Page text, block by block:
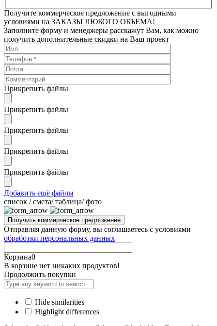
Получите коммерческое предложение с выгодными
условиями на ЗАКАЗЫ ЛЮБОГО ОБЪЕМА!
Заполните форму и менеджеры расскажут Вам, как можно
получить дополнительные скидки на Ваш проект
Прикрепить файлы
Прикрепить файлы
Прикрепить файлы
Прикрепить файлы
Прикрепить файлы
Добавить ещё файлы
cписок / смета/ таблица/ фото
Отправляя данную форму, вы соглашаетесь с условиями
обработки персональных данных
Корзина0
В корзине нет никаких продуктов!
Продолжить покупки
Hide similarities
Highlight differences